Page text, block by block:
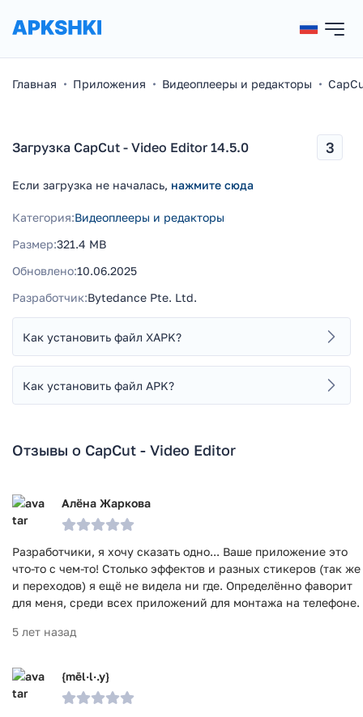
Главная Приложения Видеоплееры и редакторы
Загрузка CapCut - Video Editor 14.5.0 3
Если загрузка не началась, нажмите сюда
Категория:Видеоплееры и редакторы
Размер:321.4 MB
Обновлено:10.06.2025
Разработчик:Bytedance Pte. Ltd.
Как установить файл XAPK?
Как установить файл APK?
Отзывы о CapCut - Video Editor
Алёна Жаркова
Разработчики, я хочу сказать одно... Ваше приложение это
что-то с чем-то! Столько эффектов и разных стикеров (так же
и переходов) я ещё не видела ни где. Определённо фаворит
для меня, среди всех приложений для монтажа на телефоне.
5 лет назад
{mēl·l·.y}